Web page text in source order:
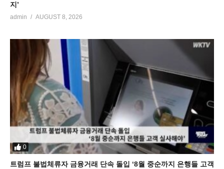
지’
admin AUGUST 8, 2026
0
트럼프 불법체류자 금융거래 단속 돌입 ‘8월 중순까지 은행들 고객